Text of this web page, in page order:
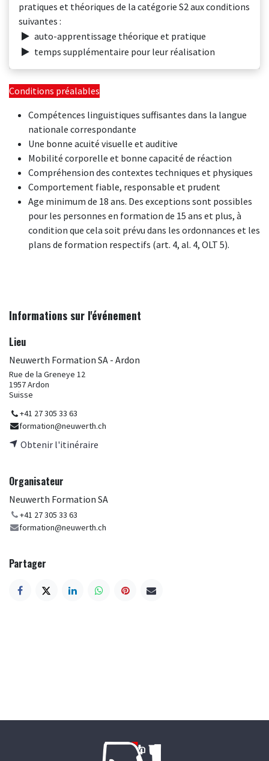
pratiques et théoriques de la catégorie S2 aux conditions
suivantes :
auto-apprentissage théorique et pratique
temps supplémentaire pour leur réalisation
Conditions préalables
Compétences linguistiques suffisantes dans la langue
nationale correspondante
Une bonne acuité visuelle et auditive
Mobilité corporelle et bonne capacité de réaction
Compréhension des contextes techniques et physiques
Comportement fiable, responsable et prudent
Age minimum de 18 ans. Des exceptions sont possibles
pour les personnes en formation de 15 ans et plus, à
condition que cela soit prévu dans les ordonnances et les
plans de formation respectifs (art. 4, al. 4, OLT 5).
Informations sur l'événement
Lieu
Neuwerth Formation SA - Ardon
Rue de la Greneye 12
1957 Ardon
Suisse
+41 27 305 33 63
formation@neuwerth.ch
Obtenir l'itinéraire
Organisateur
Neuwerth Formation SA
+41 27 305 33 63
formation@neuwerth.ch
Partager